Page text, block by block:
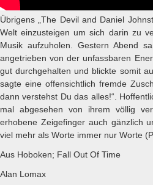
Übrigens „The Devil and Daniel
Welt einzusteigen um sich darin zu
Musik aufzuholen. Gestern Abend
angetrieben von der unfassbaren
gut durchgehalten und blickte somit
sagte eine offensichtlich fremde
dann verstehst Du das alles!“.
mal abgesehen von ihrem völlig
erhobene Zeigefinger auch gänzlich
viel mehr als Worte immer nur Worte
Aus Hoboken; Fall Out Of Time
Alan Lomax